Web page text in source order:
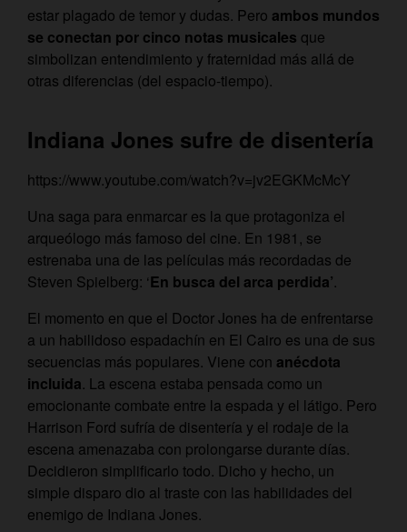
estar plagado de temor y dudas. Pero ambos mundos
se conectan por cinco notas musicales que
simbolizan entendimiento y fraternidad más allá de
otras diferencias (del espacio-tiempo).
Indiana Jones sufre de disentería
https://www.youtube.com/watch?v=jv2EGKMcMcY
Una saga para enmarcar es la que protagoniza el
arqueólogo más famoso del cine. En 1981, se
estrenaba una de las películas más recordadas de
Steven Spielberg: ‘En busca del arca perdida’.
El momento en que el Doctor Jones ha de enfrentarse
a un habilidoso espadachín en El Cairo es una de sus
secuencias más populares. Viene con anécdota
incluida. La escena estaba pensada como un
emocionante combate entre la espada y el látigo. Pero
Harrison Ford sufría de disentería y el rodaje de la
escena amenazaba con prolongarse durante días.
Decidieron simplificarlo todo. Dicho y hecho, un
simple disparo dio al traste con las habilidades del
enemigo de Indiana Jones.